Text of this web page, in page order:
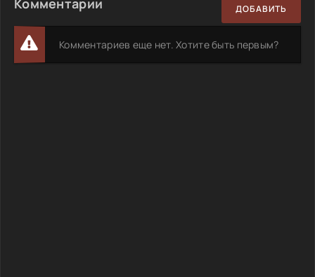
ДОБАВИТЬ
Комментариев еще нет. Хотите быть первым?